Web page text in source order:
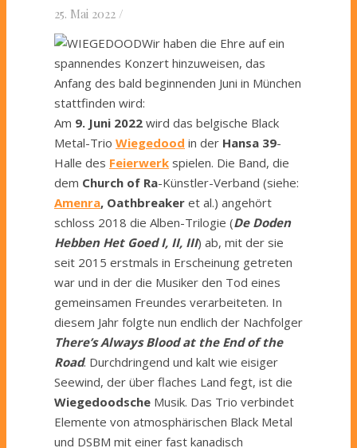
25. Mai 2022 /
Wir haben die Ehre auf ein
spannendes Konzert hinzuweisen, das
Anfang des bald beginnenden Juni in München
stattfinden wird:
Am 9. Juni 2022 wird das belgische Black
Metal-Trio Wiegedood in der Hansa 39-
Halle des Feierwerk spielen. Die Band, die
dem Church of Ra-Künstler-Verband (siehe:
Amenra, Oathbreaker et al.) angehört
schloss 2018 die Alben-Trilogie (De Doden
Hebben Het Goed I, II, III) ab, mit der sie
seit 2015 erstmals in Erscheinung getreten
war und in der die Musiker den Tod eines
gemeinsamen Freundes verarbeiteten. In
diesem Jahr folgte nun endlich der Nachfolger
There’s Always Blood at the End of the
Road. Durchdringend und kalt wie eisiger
Seewind, der über flaches Land fegt, ist die
Wiegedoodsche Musik. Das Trio verbindet
Elemente von atmosphärischen Black Metal
und DSBM mit einer fast kanadisch